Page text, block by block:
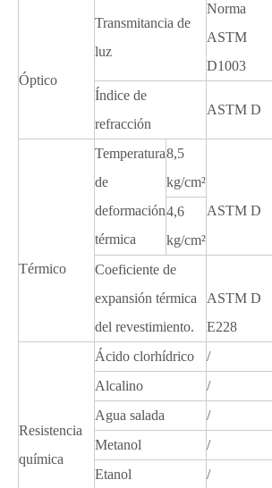
Óptico
Transmitancia de
luz
Norma
ASTM
D1003
Índice de
refracción
ASTM D
Térmico
Temperatura
de
deformación
térmica
8,5
kg/cm²
ASTM D
4,6
kg/cm²
Coeficiente de
expansión térmica
del revestimiento.
ASTM D
E228
Resistencia
química
Ácido clorhídrico /
Alcalino
/
Agua salada
/
Metanol
/
Etanol
/